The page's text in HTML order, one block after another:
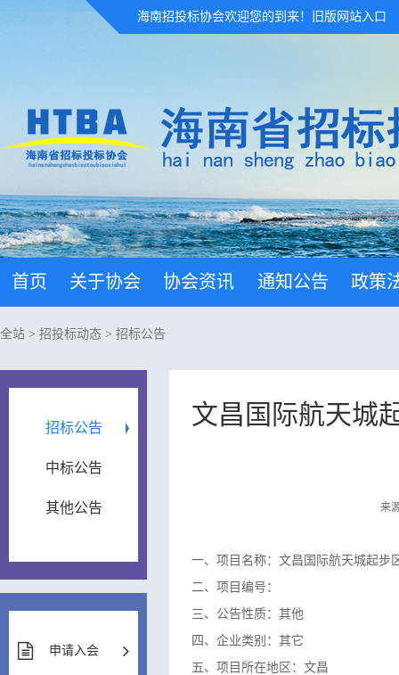
海南招投标协会欢迎您的到来！ 旧版网站入口
首页 关于协会 协会资讯 通知公告 政策
全站 > 招投标动态 > 招标公告
招标公告
中标公告
其他公告
申请入会
文昌国际航天城
来
一、项目名称：文昌国际航天城起步
二、项目编号：
三、公告性质：其他
四、企业类别：其它
五、项目所在地区：文昌